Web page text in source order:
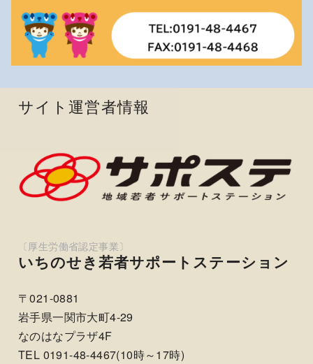
サイト運営者情報
いちのせき若者サポートステーション
〒021-0881
岩手県一関市大町4-29
なのはなプラザ4F
TEL 0191-48-4467(10時～17時)